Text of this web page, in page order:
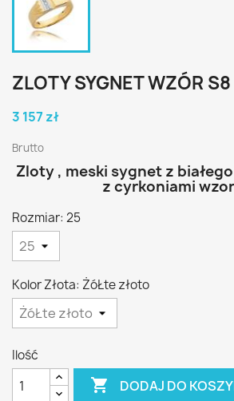
ZLOTY SYGNET WZÓR S8
3 157 zł
Brutto
Zloty , meski sygnet z
z cyrkoniami
Rozmiar: 25
Kolor Złota: ŻóŁte złoto
Ilość
 DODAJ DO